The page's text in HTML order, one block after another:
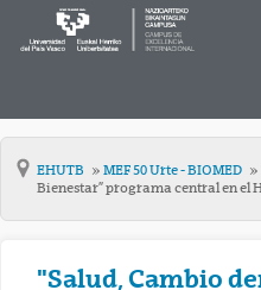
EHUTB MEF 50 Urte - BIOMED
Bienestar” programa central en el
"Salud, Cambio